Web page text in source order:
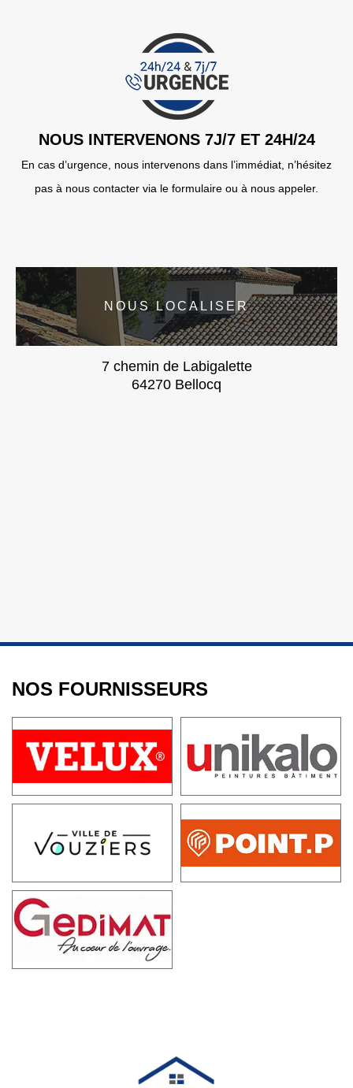
NOUS INTERVENONS 7J/7 ET 24H/24
En cas d’urgence, nous intervenons dans l’immédiat, n’hésitez
pas à nous contacter via le formulaire ou à nous appeler.
NOUS LOCALISER
7 chemin de Labigalette
64270 Bellocq
NOS FOURNISSEURS